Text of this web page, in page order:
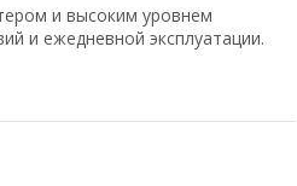
и высоким уровнем
и ежедневной эксплуатации.